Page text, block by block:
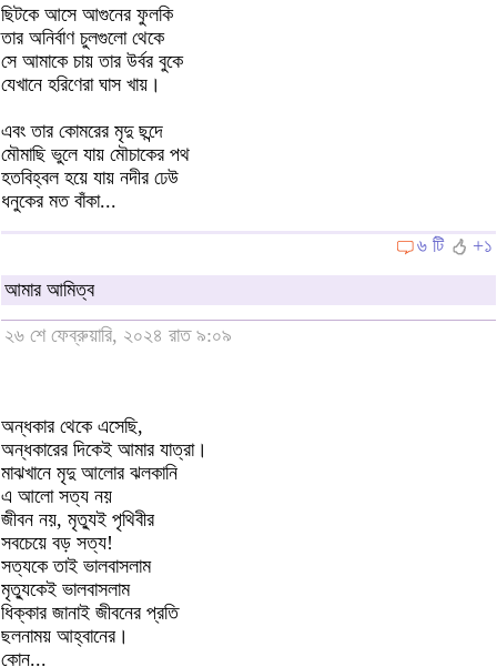
ছিটকে আসে আগুনের ফুলকি
তার অনির্বাণ চুলগুলো থেকে
সে আমাকে চায় তার উর্বর বুকে
যেখানে হরিণেরা ঘাস খায়।
এবং তার কোমরের মৃদু ছন্দে
মৌমাছি ভুলে যায় মৌচাকের পথ
হতবিহ্বল হয়ে যায় নদীর ঢেউ
ধনুকের মত বাঁকা...
৬ টি
+১
আমার আমিত্ব
২৬ শে ফেব্রুয়ারি, ২০২৪ রাত ৯:০৯
অন্ধকার থেকে এসেছি,
অন্ধকারের দিকেই আমার যাত্রা।
মাঝখানে মৃদু আলোর ঝলকানি
এ আলো সত্য নয়
জীবন নয়, মৃত্যুই পৃথিবীর
সবচেয়ে বড় সত্য!
সত্যকে তাই ভালবাসলাম
মৃত্যুকেই ভালবাসলাম
ধিক্কার জানাই জীবনের প্রতি
ছলনাময় আহ্বানের।
কোন...